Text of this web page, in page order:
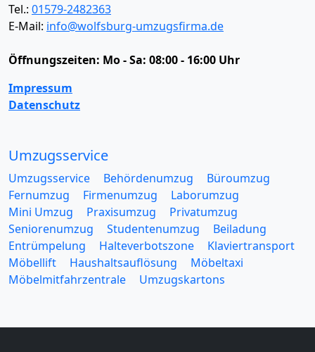
Tel.: 01579-2482363
E-Mail: info@wolfsburg-umzugsfirma.de
Öffnungszeiten: Mo - Sa: 08:00 - 16:00 Uhr
Impressum
Datenschutz
Umzugsservice
Umzugsservice Behördenumzug
Büroumzug
Fernumzug
Firmenumzug
Laborumzug
Mini Umzug
Praxisumzug
Privatumzug
Seniorenumzug
Studentenumzug
Beiladung
Entrümpelung
Halteverbotszone
Klaviertransport
Möbellift
Haushaltsauflösung
Möbeltaxi
Möbelmitfahrzentrale
Umzugskartons